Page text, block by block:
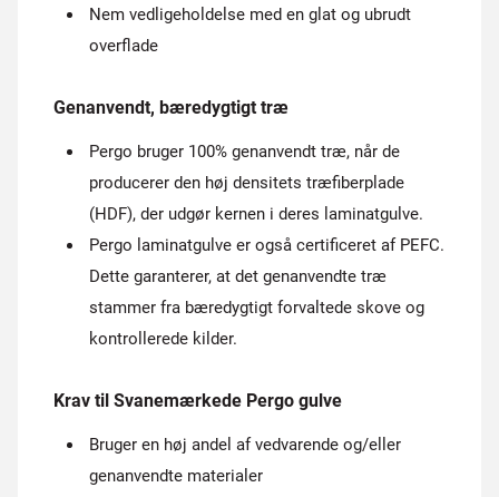
Nem vedligeholdelse med en glat og ubrudt
overflade
Genanvendt, bæredygtigt træ
Pergo bruger 100% genanvendt træ, når de
producerer den høj densitets træfiberplade
(HDF), der udgør kernen i deres laminatgulve.
Pergo laminatgulve er også certificeret af PEFC.
Dette garanterer, at det genanvendte træ
stammer fra bæredygtigt forvaltede skove og
kontrollerede kilder.
Krav til Svanemærkede Pergo gulve
Bruger en høj andel af vedvarende og/eller
genanvendte materialer